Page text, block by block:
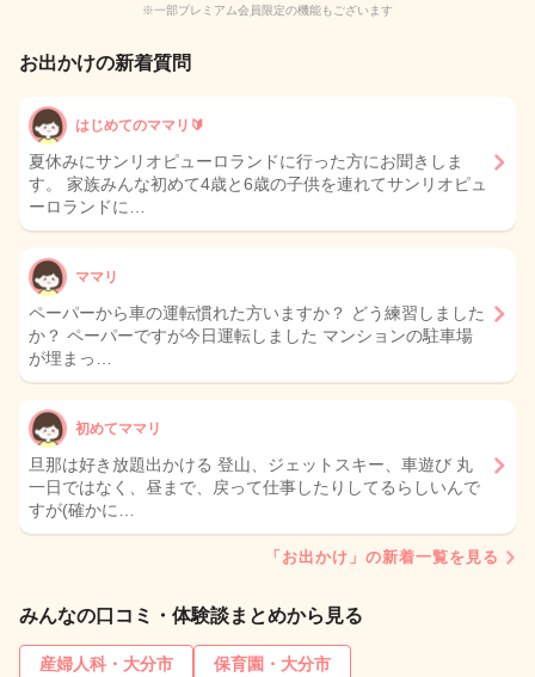
※一部プレミアム会員限定の機能もございます
お出かけの新着質問
はじめてのママリ🔰
夏休みにサンリオピューロランドに行った方にお聞きしま
す。 家族みんな初めて4歳と6歳の子供を連れてサンリオピュ
ーロランドに…
ママリ
ペーパーから車の運転慣れた方いますか？ どう練習しました
か？ ペーパーですが今日運転しました マンションの駐車場
が埋まっ…
初めてママリ
旦那は好き放題出かける 登山、ジェットスキー、車遊び 丸
一日ではなく、昼まで、戻って仕事したりしてるらしいんで
すが(確かに…
「お出かけ」の新着一覧を見る
みんなの口コミ・体験談まとめから見る
産婦人科・大分市 保育園・大分市